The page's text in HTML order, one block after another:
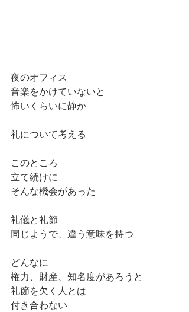
夜のオフィス
音楽をかけていないと
怖いくらいに静か
礼について考える
このところ
立て続けに
そんな機会があった
礼儀と礼節
同じようで、違う意味を持つ
どんなに
権力、財産、知名度があろうと
礼節を欠く人とは
付き合わない